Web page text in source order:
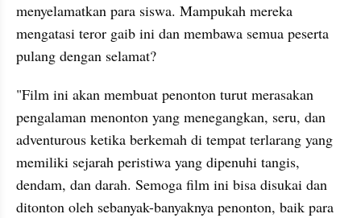
menyelamatkan para siswa. Mampukah mereka
mengatasi teror gaib ini dan membawa semua peserta
pulang dengan selamat?
"Film ini akan membuat penonton turut merasakan
pengalaman menonton yang menegangkan, seru, dan
adventurous ketika berkemah di tempat terlarang yang
memiliki sejarah peristiwa yang dipenuhi tangis,
dendam, dan darah. Semoga film ini bisa disukai dan
ditonton oleh sebanyak-banyaknya penonton, baik para